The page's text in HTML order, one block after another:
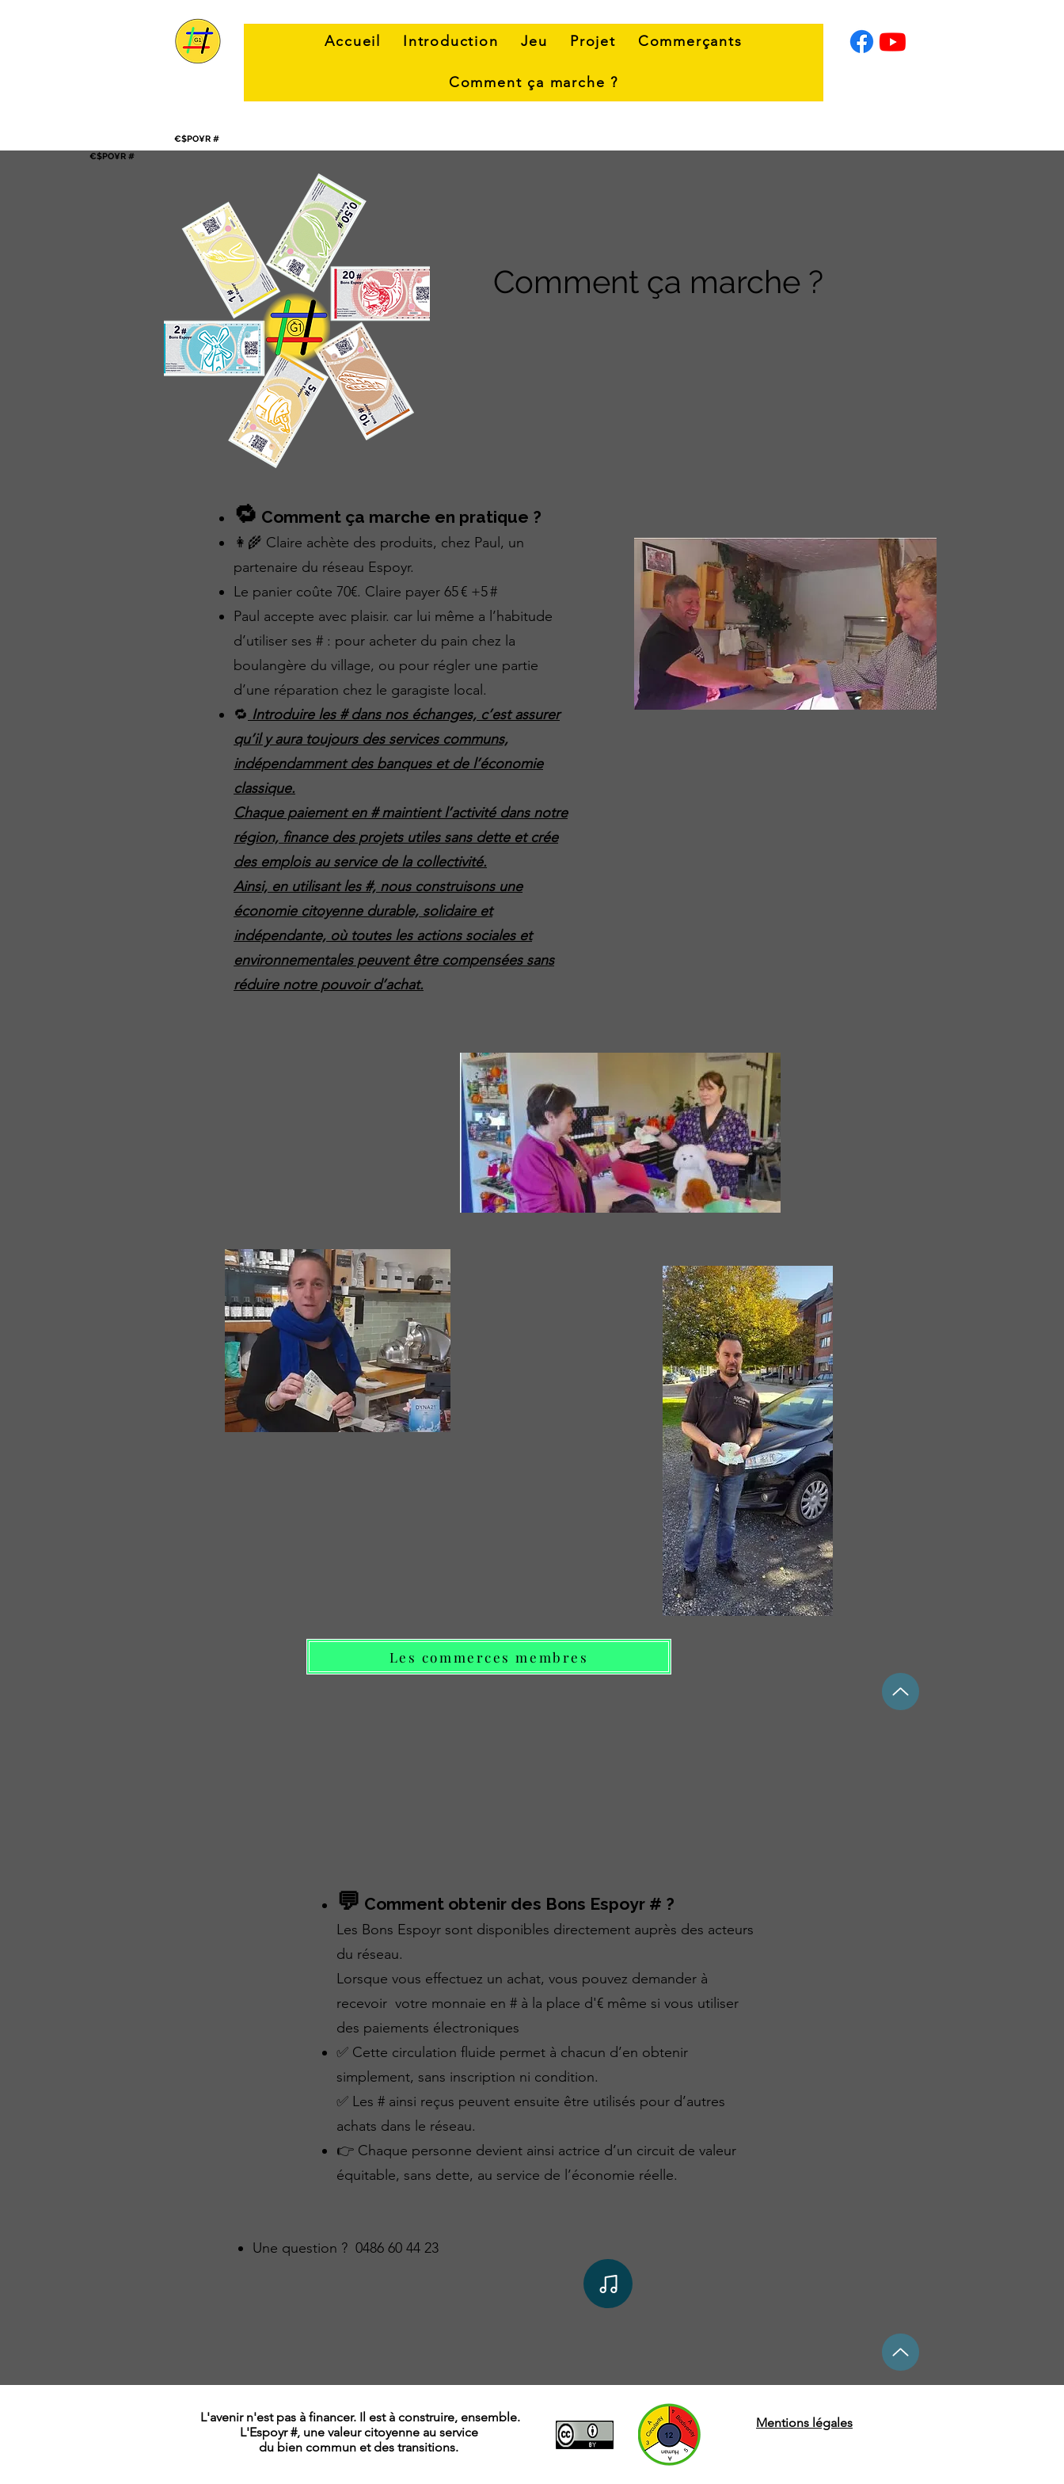
Accueil Introduction Jeu Projet Commerçants
Comment ça marche ?
€$PO¥R #
€$PO¥R #
Comment ça marche ?
🔁 Comment ça marche en pratique ?
👩‍🌾 Claire achète des produits, chez Paul, un
partenaire du réseau Espoyr.
Le panier coûte 70€. Claire payer 65 € +5 #
Paul accepte avec plaisir. car lui même a l’habitude
d’utiliser ses # : pour acheter du pain chez la
boulangère du village, ou pour régler une partie
d’une réparation chez le garagiste local.
🔁 Introduire les # dans nos échanges, c’est assurer
qu’il y aura toujours des services communs,
indépendamment des banques et de l’économie
classique.
Chaque paiement en # maintient l’activité dans notre
région, finance des projets utiles sans dette et crée
des emplois au service de la collectivité.
Ainsi, en utilisant les #, nous construisons une
économie citoyenne durable, solidaire et
indépendante, où toutes les actions sociales et
environnementales peuvent être compensées sans
réduire notre pouvoir d’achat.
Les commerces membres
💬 Comment obtenir des Bons Espoyr # ?
Les Bons Espoyr sont disponibles directement auprès des acteurs
du réseau.
Lorsque vous effectuez un achat, vous pouvez demander à
recevoir votre monnaie en # à la place d'€ même si vous utiliser
des paiements électroniques
✅ Cette circulation fluide permet à chacun d’en obtenir
simplement, sans inscription ni condition.
✅ Les # ainsi reçus peuvent ensuite être utilisés pour d’autres
achats dans le réseau.
👉 Chaque personne devient ainsi actrice d’un circuit de valeur
équitable, sans dette, au service de l’économie réelle.
Une question ? 0486 60 44 23
L'avenir n'est pas à financer. Il est à construire, ensemble.
L'Espoyr #, une valeur citoyenne au service
du bien commun et des transitions.
Mentions légales